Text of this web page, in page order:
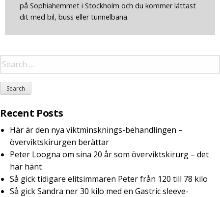
på Sophiahemmet i Stockholm och du kommer lättast
dit med bil, buss eller tunnelbana.
Recent Posts
Här är den nya viktminsknings-behandlingen –
överviktskirurgen berättar
Peter Loogna om sina 20 år som överviktskirurg – det
har hänt
Så gick tidigare elitsimmaren Peter från 120 till 78 kilo
Så gick Sandra ner 30 kilo med en Gastric sleeve-